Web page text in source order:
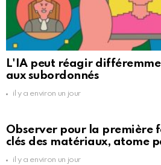
L'IA peut réagir
aux subordonnés
il y a environ un jour
Observer pour la première
clés des matériaux, atome
il y a environ un jour